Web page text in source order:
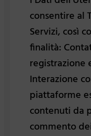
consentire al
Servizi, così
finalità:
registrazione
Interazione
piattaforme
contenuti da
commento